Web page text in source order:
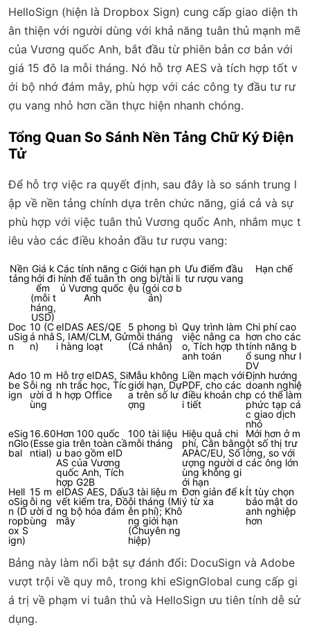
HelloSign (hiện là Dropbox Sign) cung cấp giao diện th
ân thiện với người dùng với khả năng tuân thủ mạnh mẽ
của Vương quốc Anh, bắt đầu từ phiên bản cơ bản với
giá 15 đô la mỗi tháng. Nó hỗ trợ AES và tích hợp tốt v
ới bộ nhớ đám mây, phù hợp với các công ty đầu tư rư
ợu vang nhỏ hơn cần thực hiện nhanh chóng.
Tổng Quan So Sánh Nền Tảng Chữ Ký Điện
Tử
Để hỗ trợ việc ra quyết định, sau đây là so sánh trung l
ập về nền tảng chính dựa trên chức năng, giá cả và sự
phù hợp với việc tuân thủ Vương quốc Anh, nhắm mục t
iêu vào các điều khoản đầu tư rượu vang:
Nền
tảng
Giá k
hởi đi
ểm
(mỗi t
háng,
USD)
Các tính năng c
hính để tuân th
ủ Vương quốc
Anh
Giới hạn ph
ong bì/tài li
ệu (gói cơ b
ản)
Ưu điểm đầu
tư rượu vang
Hạn chế
Doc
uSig
n
10 (C
á nhâ
n)
eIDAS AES/QE
S, IAM/CLM, Gử
i hàng loạt
5 phong bì
mỗi tháng
(Cá nhân)
Quy trình làm
việc nâng ca
o, Tích hợp th
anh toán
Chi phí cao
hơn cho các
tính năng b
ổ sung như I
DV
Ado
be S
ign
10 m
ỗi ng
ười d
ùng
Hỗ trợ eIDAS, Si
nh trắc học, Tíc
h hợp Office
Mẫu không
giới hạn, Dự
a trên số lư
ợng
Liền mạch với
PDF, cho các
điều khoản ch
i tiết
Định hướng
doanh nghiệ
p có thể làm
phức tạp cá
c giao dịch
nhỏ
eSig
nGlo
bal
16.60
(Esse
ntial)
Hơn 100 quốc
gia trên toàn cầ
u bao gồm eID
AS của Vương
quốc Anh, Tích
hợp G2B
100 tài liệu
mỗi tháng
Hiệu quả chi
phí, Cân bằng
APAC/EU, Số l
ượng người d
ùng không gi
ới hạn
Mới hơn ở m
ột số thị trư
ờng, so với
các ông lớn
Hell
oSig
n (D
ropb
ox S
ign)
15 m
ỗi ng
ười d
ùng
eIDAS AES, Dấu
vết kiểm tra, Đồ
ng bộ hóa đám
mây
3 tài liệu m
ỗi tháng (Mi
ễn phí); Khô
ng giới hạn
(Chuyên ng
hiệp)
Đơn giản để k
ý từ xa
Ít tùy chọn
bảo mật do
anh nghiệp
hơn
Bảng này làm nổi bật sự đánh đổi: DocuSign và Adobe
vượt trội về quy mô, trong khi eSignGlobal cung cấp gi
á trị về phạm vi tuân thủ và HelloSign ưu tiên tính dễ sử
dụng.